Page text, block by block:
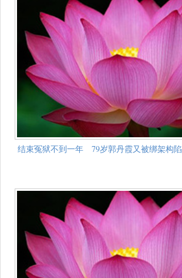
结束冤狱不到一年 79岁郭丹霞又被绑架构陷